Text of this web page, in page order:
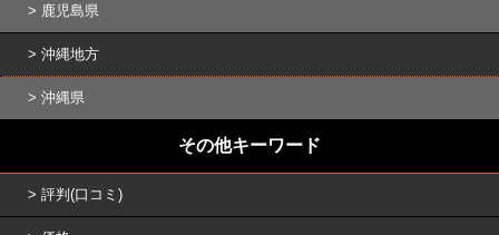
鹿児島県
沖縄地方
沖縄県
その他キーワード
評判(口コミ)